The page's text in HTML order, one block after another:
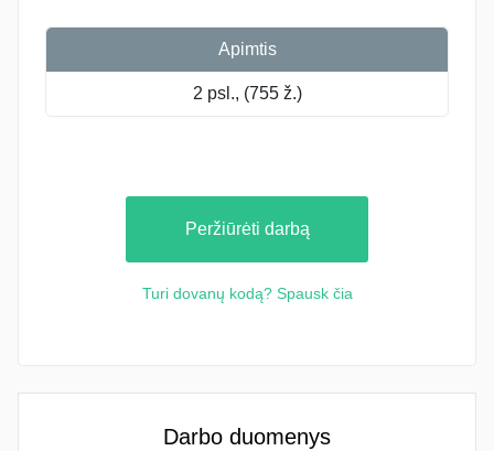
Apimtis
2 psl., (755 ž.)
Peržiūrėti darbą
Turi dovanų kodą? Spausk čia
Darbo duomenys